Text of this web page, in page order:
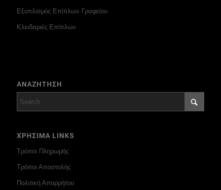
Εξοπλισμός Επίπλων Γραφείου
Κλειδαριές Επίπλων
ΑΝΑΖΗΤΗΣΗ
ΧΡΗΣΙΜΑ LINKS
Τρόποι Πληρωμής
Τρόποι Αποστολής
Πολιτική Απορρήτου